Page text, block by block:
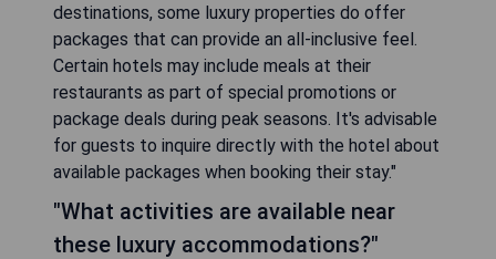
destinations, some luxury properties do offer
packages that can provide an all-inclusive feel.
Certain hotels may include meals at their
restaurants as part of special promotions or
package deals during peak seasons. It's advisable
for guests to inquire directly with the hotel about
available packages when booking their stay."
"What activities are available near
these luxury accommodations?"